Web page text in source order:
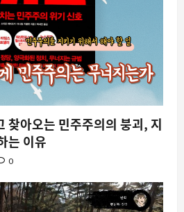
찾아오는 민주주의의 붕괴, 지
는 이유
0